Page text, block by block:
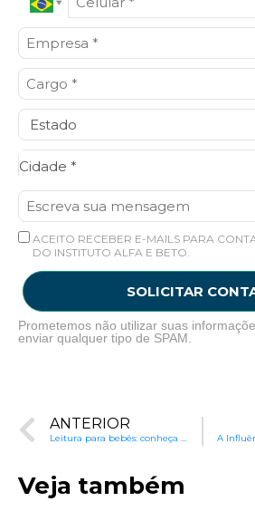
Cidade *
Cidade*
ACEITO RECEBER E-MAILS PARA
DO INSTITUTO ALFA E BETO.
SOLICITAR
Prometemos não utilizar suas
enviar qualquer tipo de SPAM.
ANTERIOR
Veja também